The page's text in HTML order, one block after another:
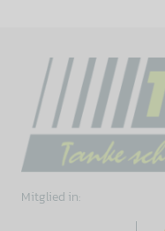
Mitglied in: